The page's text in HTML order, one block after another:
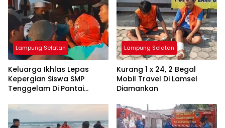
Lampung Selatan
Keluarga Ikhlas Lepas
Kepergian Siswa SMP
Tenggelam Di Pantai
Lampung Selatan
Kurang 1 x 24, 2 Begal
Mobil Travel Di Lamsel
Diamankan